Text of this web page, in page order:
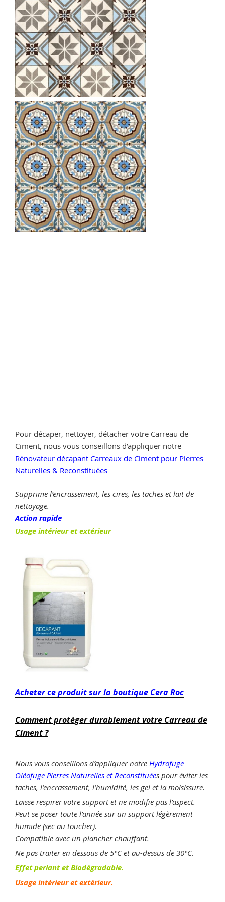
Pour décaper, nettoyer, détacher votre Carreau de
Ciment, nous vous conseillons d’appliquer notre
Rénovateur décapant Carreaux de Ciment pour Pierres
Naturelles & Reconstituées
Supprime l’encrassement, les cires, les taches et lait de
nettoyage.
Action rapide
Usage intérieur et extérieur
Acheter ce produit sur la boutique Cera Roc
Comment protéger durablement votre Carreau de
Ciment ?
Nous vous conseillons d’appliquer notre Hydrofuge
Oléofuge Pierres Naturelles et Reconstituées pour éviter les
taches, l’encrassement, l’humidité, les gel et la moisissure.
Laisse respirer votre support et ne modifie pas l’aspect.
Peut se poser toute l’année sur un support légèrement
humide (sec au toucher).
Compatible avec un plancher chauffant.
Ne pas traiter en dessous de 5°C et au-dessus de 30°C.
Effet perlant et Biodégradable.
Usage intérieur et extérieur.